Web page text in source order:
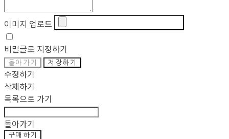
이미지 업로드
비밀글로 지정하기
돌아가기 저장하기
수정하기
삭제하기
목록으로 가기
돌아가기
구매하기